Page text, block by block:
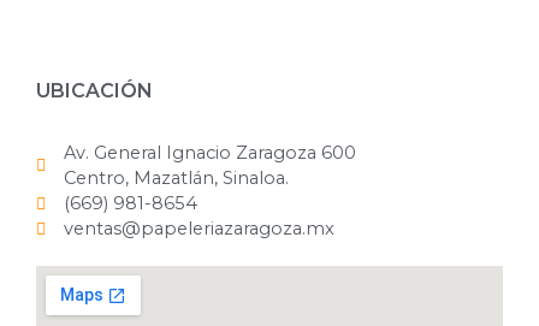
UBICACIÓN
Av. General Ignacio Zaragoza 600
Centro, Mazatlán, Sinaloa.
(669) 981-8654
ventas@papeleriazaragoza.mx